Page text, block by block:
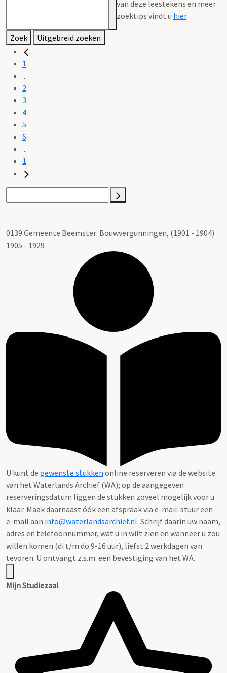
van deze leestekens en meer
zoektips vindt u hier.
Zoek Uitgebreid zoeken
1
...
2
3
4
5
6
...
1
0139 Gemeente Beemster: Bouwvergunningen, (1901 - 1904)
1905 - 1929
U kunt de gewenste stukken online reserveren via de website
van het Waterlands Archief (WA); op de aangegeven
reserveringsdatum liggen de stukken zoveel mogelijk voor u
klaar. Maak daarnaast óók een afspraak via e-mail: stuur een
e-mail aan info@waterlandsarchief.nl. Schrijf daarin uw naam,
adres en telefoonnummer, wat u in wilt zien en wanneer u zou
willen komen (di t/m do 9-16 uur), liefst 2 werkdagen van
tevoren. U ontvangt z.s.m. een bevestiging van het WA.
Mijn Studiezaal